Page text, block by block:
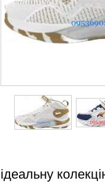
ідеальну